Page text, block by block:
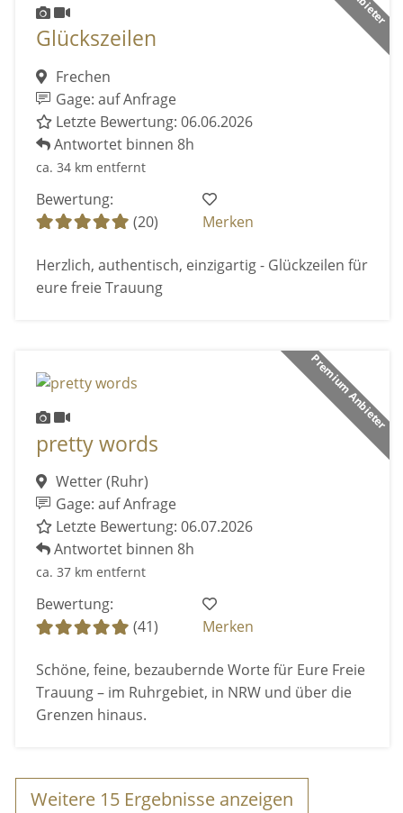
Glückszeilen
Frechen
Gage: auf Anfrage
Letzte Bewertung: 06.06.2026
Antwortet binnen 8h
ca. 34 km entfernt
Bewertung:
(20)
Merken
Herzlich, authentisch, einzigartig - Glückzeilen für
eure freie Trauung
Premium Anbieter
pretty words
Wetter (Ruhr)
Gage: auf Anfrage
Letzte Bewertung: 06.07.2026
Antwortet binnen 8h
ca. 37 km entfernt
Bewertung:
(41)
Merken
Schöne, feine, bezaubernde Worte für Eure Freie
Trauung – im Ruhrgebiet, in NRW und über die
Grenzen hinaus.
Weitere 15 Ergebnisse anzeigen